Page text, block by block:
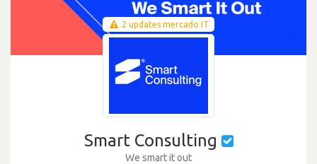
2 updates mercado IT
Smart Consulting
We smart it out